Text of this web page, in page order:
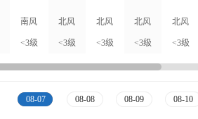
南风
<3级
北风
<3级
北风
<3级
北风
<3级
北风
<3级
08-07 08-08 08-09 08-10